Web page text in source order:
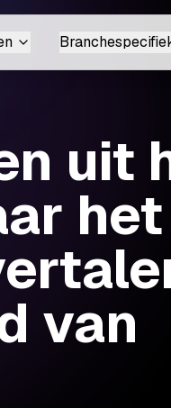
uit
het
van